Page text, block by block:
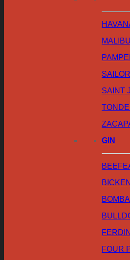
MALIBU
SAINT
GIN
FOUR